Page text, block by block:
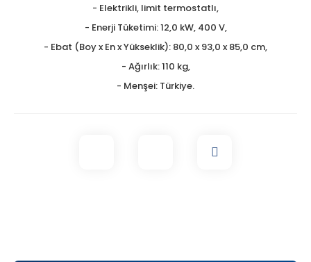
- Elektrikli, limit termostatlı,
- Enerji Tüketimi: 12,0 kW, 400 V,
- Ebat (Boy x En x Yükseklik): 80,0 x 93,0 x 85,0 cm,
- Ağırlık: 110 kg,
- Menşei: Türkiye.